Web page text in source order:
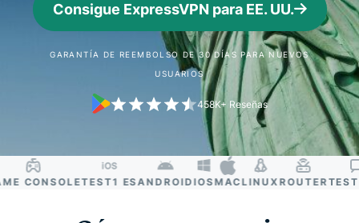
Consigue ExpressVPN para EE. UU.
GARANTÍA DE REEMBOLSO DE 30 DÍAS PARA NUEVOS
USUARIOS
458K+ Reseñas
CONSOLETEST1 ES ANDROIDIOSMACLINUXROUTERTEST2